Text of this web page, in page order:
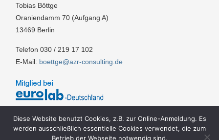
Tobias Böttge
Oraniendamm 70 (Aufgang A)
13469 Berlin
Telefon 030 / 219 17 102
E-Mail: boettge@azr-consulting.de
Diese Website benutzt Cookies, z.B. zur Online-Anmeldung. Es
werden ausschließlich essentielle Cookies verwendet, die zum
Betrieb der Webseite notwendig sind.